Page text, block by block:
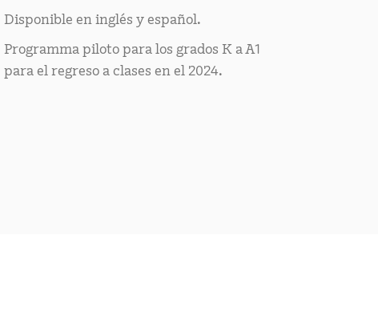
Disponible en inglés y español.
Programma piloto para los grados K a A1
para el regreso a clases en el 2024.